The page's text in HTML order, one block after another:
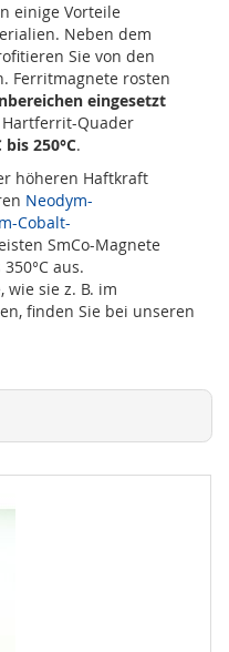
einige Vorteile
Neben dem
Sie von den
Ferritmagnete rosten
eingesetzt
Quader
250°C.
höheren Haftkraft
Neodym-
Cobalt-
SmCo-Magnete
aus.
wie sie z. B. im
finden Sie bei unseren